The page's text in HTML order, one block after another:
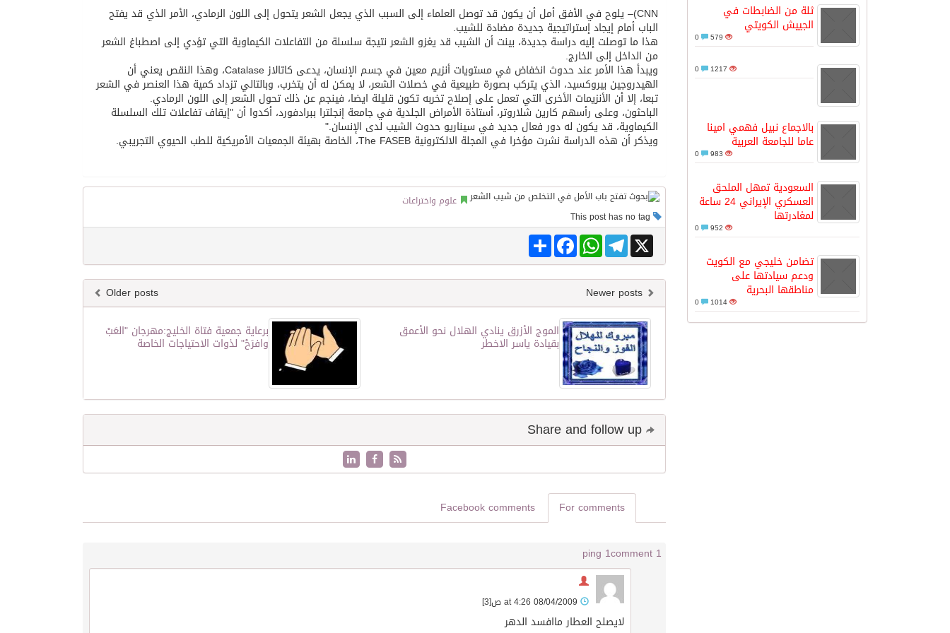
مدينة الملك سلمان للطاقة “سبارك” توقع اتفاقية تطوير مصانع جاهزة ومتخصصة في مجال الطاقة
كسوة الكعبة تعتلي البيت العتيق
“سبيس إكس” تطلق 24 قمرًا صناعيًا جديدًا إلى الفضاء
ثلة من الضابطات في
الجييش الكويتي
579
1217
بالاجماع نبيل فهمي امينا
عاما للجامعة العربية
983
السعودية تمهل الملحق
العسكري الإيراني 24 ساعة
لمغادرتها
952
تضامن خليجي مع الكويت
ودعم سيادتها على
مناطقها البحرية
1014
CNN)– يلوح في الأفق أمل أن يكون قد توصل العلماء إلى السبب الذي يجعل الشعر يتحول إلى اللون الرمادي، الأمر الذي قد يفتح
الباب أمام إيجاد إستراتيجية جديدة مضادة للشيب.
هذا ما توصلت إليه دراسة جديدة، بينت أن الشيب قد يغزو الشعر نتيجة سلسلة من التفاعلات الكيماوية التي تؤدي إلى اصطباغ الشعر
من الداخل إلى الخارج.
ويبدأ هذا الأمر عند حدوث انخفاض في مستويات أنزيم معين في جسم الإنسان، يدعى كاتالاز Catalase، وهذا النقص يعني أن
الهيدروجين بيروكسيد، الذي يتركب بصورة طبيعية في خصلات الشعر، لا يمكن له أن يتخرب، وبالتالي تزداد كمية هذا العنصر في الشعر
تبعا، إلا أن الأنزيمات الأخرى التي تعمل على إصلاح تخربه تكون قليلة ايضا، فينجم عن ذلك تحول الشعر إلى اللون الرمادي.
الباحثون، وعلى رأسهم كارين شلاروتر، أستاذة الأمراض الجلدية في جامعة إنجلترا ببرادفورد، أكدوا أن "إيقاف تفاعلات تلك السلسلة
الكيماوية، قد يكون له دور فعال جديد في سيناريو حدوث الشيب لدى الإنسان."
ويذكر أن هذه الدراسة نشرت مؤخرا في المجلة الالكترونية The FASEB، الخاصة بهيئة الجمعيات الأمريكية للطب الحيوي التجريبي.
علوم واختراعات
Share
FacebookWhatsAppTelegram X
Older posts
برعاية جمعية فتاة الخليج:مهرجان "العَبْ
وافرَحْ" لذوات الاحتياجات الخاصة
الموج الأزرق ينادي الهلال نحو الأعمق
بقيادة ياسر الاخطر
For comments
Facebook comments
1 comment
1 ping
[3]
لايصلح العطار ماافسد الدهر